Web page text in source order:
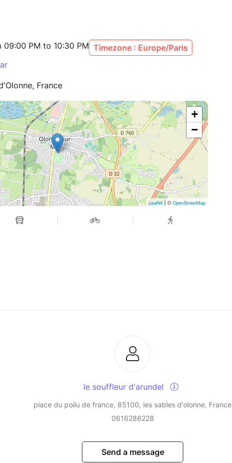
PM to 10:30 PM Timezone : Europe/Paris
France
+
−
Leaflet | © OpenStreetMap
le souffleur d'arundel
place du poilu de france, 85100, les sables d'olonne, France
0616286228
Send a message